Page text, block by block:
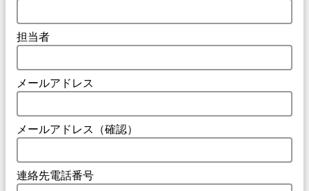
担当者
メールアドレス
メールアドレス（確認）
連絡先電話番号